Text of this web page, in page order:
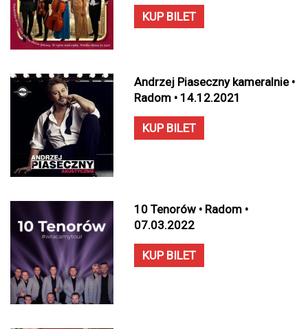
KUP BILET
Andrzej Piaseczny kameralnie •
Radom • 14.12.2021
KUP BILET
10 Tenorów • Radom •
07.03.2022
KUP BILET